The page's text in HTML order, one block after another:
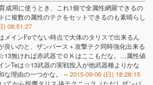
成用に使うとき、これ1個で全属性網羅できるの
に複数の属性のテクをセットできるのも素晴らし
) 08:51:27
メインFoでない時点で大体のタリスで出来るん
良いのと、ザンバース＋攻撃テク同時強化出来る
無ければ赤武器でＯＫはここもだな。…属性値
ンTeは☆13武器の実戦投入が他武器種よりかな
な理由の一つかな。 -- 2015-09-06 (日) 18:28:15